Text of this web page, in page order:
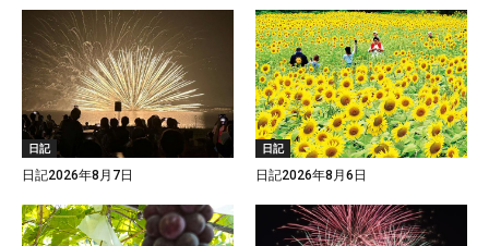
日記
日記2026年8月7日
日記
日記2026年8月6日